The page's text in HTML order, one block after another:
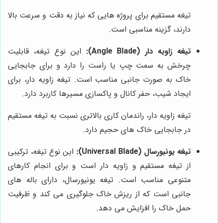
تیغه مستقیم برای پروژه هایی که نیاز به دقت و سرعت بالا
دارند، گزینه مناسبی است.
تیغه زاویه دار (Angle Blade):
این نوع تیغه، قابلیت
چرخش به سمت چپ یا راست را دارد و برای جابجایی
خاک به صورت جانبی مناسب است. تیغه زاویه دار، برای
ایجاد شیب، حفر کانال و پاکسازی مسیرها کاربرد دارد.
تیغه زاویه دار، راندمان کاری بالاتری نسبت به تیغه مستقیم
در جابجایی خاک های حجیم دارد.
تیغه یونیورسال (Universal Blade):
این نوع تیغه، ترکیبی
از تیغه مستقیم و زاویه دار است و برای انجام کارهای
متنوعی مناسب است. تیغه یونیورسال، دارای باله های
جانبی است که از ریزش خاک جلوگیری می کند و ظرفیت
حمل خاک را افزایش می دهد.